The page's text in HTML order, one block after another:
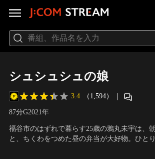
シュシュシュの娘
3.4 （1,594） ｜
87分G2021年
福谷市のはずれで暮らす25歳の鴉丸未宇は、
と、ちくわをつめた昼の弁当が大好物。ひと